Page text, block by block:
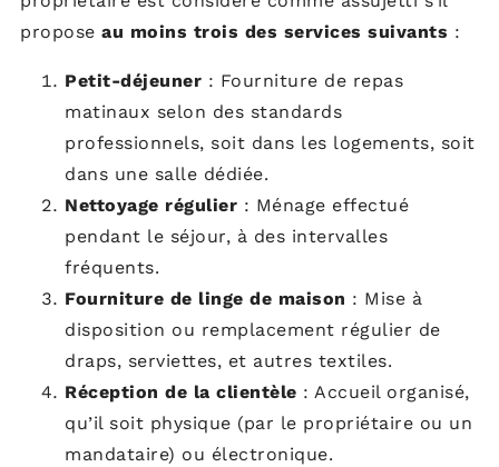
propose au moins trois des services suivants :
Petit-déjeuner : Fourniture de repas
matinaux selon des standards
professionnels, soit dans les logements, soit
dans une salle dédiée.
Nettoyage régulier : Ménage effectué
pendant le séjour, à des intervalles
fréquents.
Fourniture de linge de maison : Mise à
disposition ou remplacement régulier de
draps, serviettes, et autres textiles.
Réception de la clientèle : Accueil organisé,
qu’il soit physique (par le propriétaire ou un
mandataire) ou électronique.